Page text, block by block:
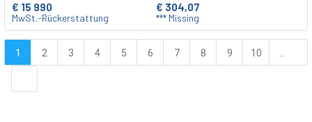
€ 15 990
MwSt.-Rückerstattung
€ 304,07
*** Missing
1 2 3 4 5 6 7 8 9 10